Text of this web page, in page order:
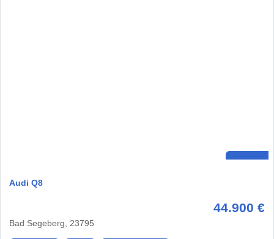
Audi Q8
44.900 €
Bad Segeberg, 23795